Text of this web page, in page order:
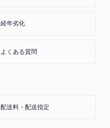
経年劣化
よくある質問
配送料・配送指定